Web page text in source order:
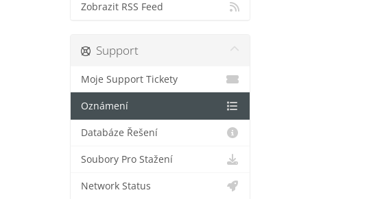
Zobrazit RSS Feed
Support
Moje Support Tickety
Oznámení
Databáze Řešení
Soubory Pro Stažení
Network Status